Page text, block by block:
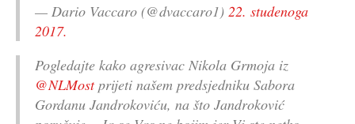
— Dario Vaccaro (@dvaccaro1) 22. studenoga
2017.
Pogledajte kako agresivac Nikola Grmoja​ iz
@NLMostprijeti našem predsjedniku Sabora
Gordanu Jandrokoviću, na što Jandroković